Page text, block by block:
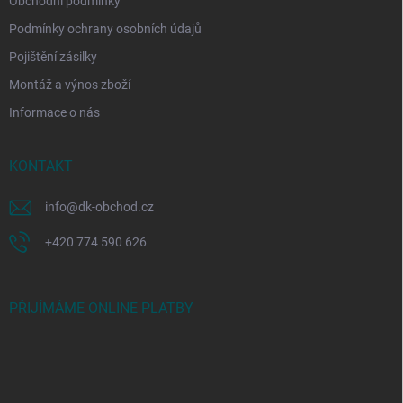
Podmínky ochrany osobních údajů
Pojištění zásilky
Montáž a výnos zboží
Informace o nás
KONTAKT
info@dk-obchod.cz
+420 774 590 626
PŘIJÍMÁME ONLINE PLATBY